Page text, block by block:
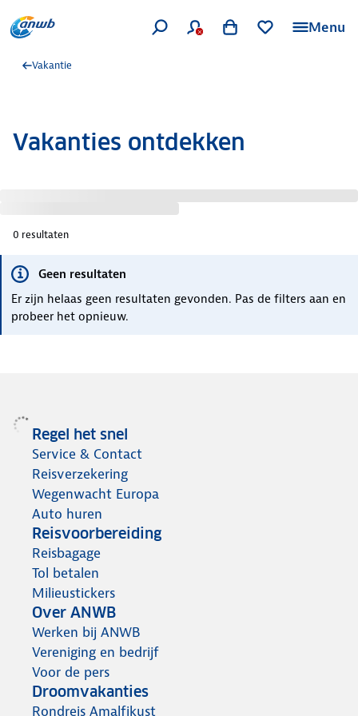
Menu
Vakantie
Vakanties ontdekken
0 resultaten
Geen resultaten
Er zijn helaas geen resultaten gevonden. Pas de filters aan en
probeer het opnieuw.
Regel het snel
Service & Contact
Reisverzekering
Wegenwacht Europa
Auto huren
Reisvoorbereiding
Reisbagage
Tol betalen
Milieustickers
Over ANWB
Werken bij ANWB
Vereniging en bedrijf
Voor de pers
Droomvakanties
Rondreis Amalfikust